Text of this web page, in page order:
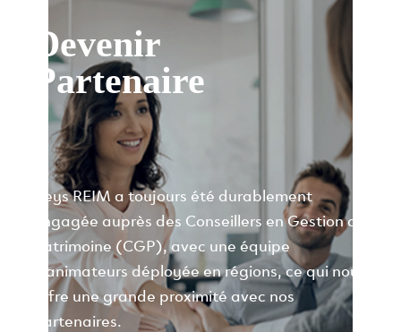
Devenir
Partenaire
Keys REIM a toujours été durablement
engagée auprès des Conseillers en Gestion de
Patrimoine (CGP), avec une équipe
d’animateurs déployée en régions, ce qui nous
offre une grande proximité avec nos
partenaires.